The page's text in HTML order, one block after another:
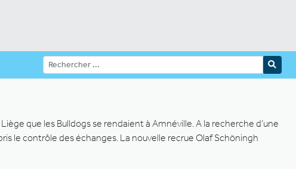
que les Bulldogs se rendaient à Amnéville. A la recherche d’une
le contrôle des échanges. La nouvelle recrue Olaf Schöningh